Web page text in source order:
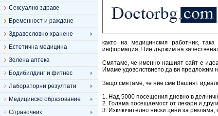
Сексуално здраве
Бременност и раждане
Здравословно хранене
Естетична медицина
Зелена аптека
Бодибилдинг и фитнес
Лабораторни резултати
Медицинско образование
Справочник
както на медицинския работник,
информация. Ние държим на
Смятаме, че именно нашият сайт е
Имаме удоволствието да ви предложим
Защо смятаме, че ние сме Вашият
1. Над 5000 посещения дневно в
2. Голяма посещаемост от лекари и
3. Изключително ниски цени за реклама,